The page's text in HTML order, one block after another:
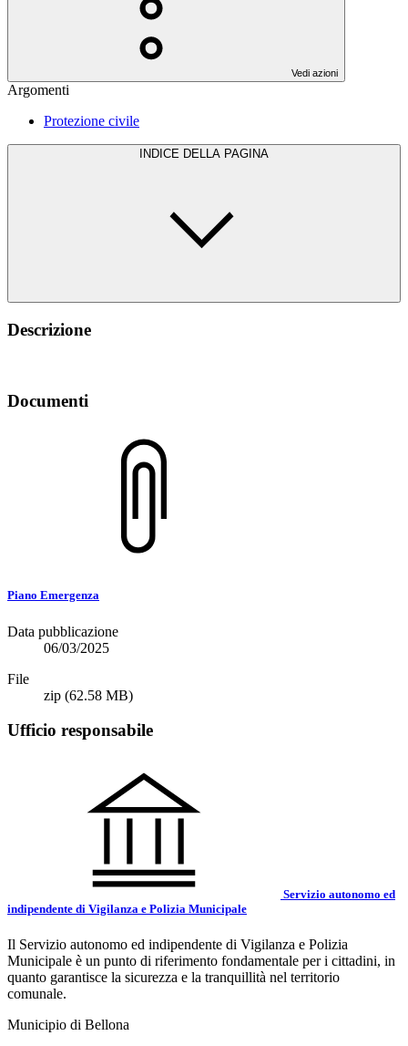
Vedi azioni
Argomenti
Protezione civile
INDICE DELLA PAGINA
Descrizione
Documenti
Piano Emergenza
Data pubblicazione
06/03/2025
File
zip (62.58 MB)
Ufficio responsabile
Servizio autonomo ed
indipendente di Vigilanza e Polizia Municipale
Il Servizio autonomo ed indipendente di Vigilanza e Polizia
Municipale è un punto di riferimento fondamentale per i cittadini, in
quanto garantisce la sicurezza e la tranquillità nel territorio
comunale.
Municipio di Bellona